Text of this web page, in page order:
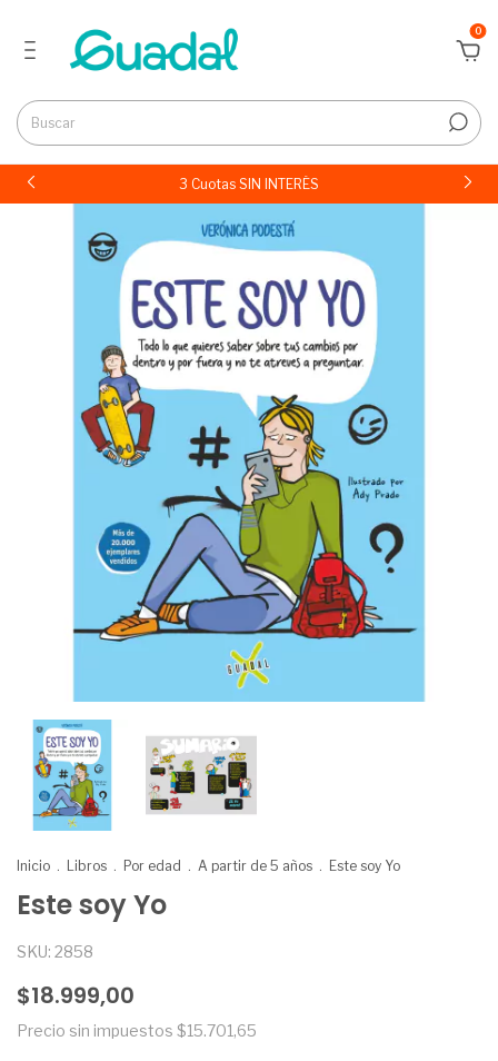
0
3 Cuotas SIN INTERÉS
Inicio . Libros . Por edad . A partir de 5 años . Este soy Yo
Este soy Yo
SKU: 2858
$18.999,00
Precio sin impuestos $15.701,65